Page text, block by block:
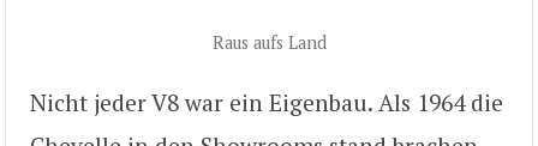
Raus aufs Land
Nicht jeder V8 war ein Eigenbau. Als 1964 die